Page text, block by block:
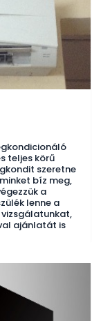
teljes körű
szeretne
bíz meg,
a
lenne a
ajánlatát is